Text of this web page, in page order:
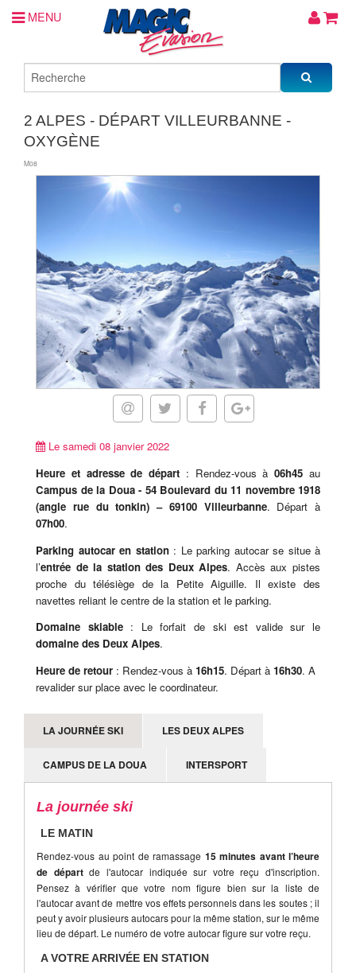
MENU
2 ALPES - DÉPART VILLEURBANNE -
OXYGÈNE
M08
Le samedi 08 janvier 2022
Heure et adresse de départ : Rendez-vous à06h45 au
Campus de la Doua - 54 Boulevard du 11 novembre 1918
(angle rue du tonkin)– 69100 Villeurbanne. Départ à
07h00.
Parking autocar en station : Le parking autocar se situe à
l’entrée de la station des Deux Alpes. Accès aux pistes
proche du télésiège de la Petite Aiguille. Il existe des
navettes reliant le centre de la station et le parking.
Domaine skiable: Le forfait de ski est valide sur le
domaine des Deux Alpes.
Heure de retour : Rendez-vous à 16h15. Départ à 16h30. A
revalider sur place avec le coordinateur.
LA JOURNÉE SKI LES DEUX ALPES
CAMPUS DE LA DOUA INTERSPORT
La journée ski
LE MATIN
Rendez-vous au point de ramassage 15 minutes avant l’heure
de départde l'autocar indiquée sur votre reçu d'inscription.
Pensez à vérifier que votre nom figure bien sur la liste de
l'autocar avant de mettre vos effets personnels dans les soutes ; il
peut y avoir plusieurs autocars pour la même station, sur le même
lieu de départ. Le numéro de votre autocar figure sur votre reçu.
A VOTRE ARRIVÉE EN STATION